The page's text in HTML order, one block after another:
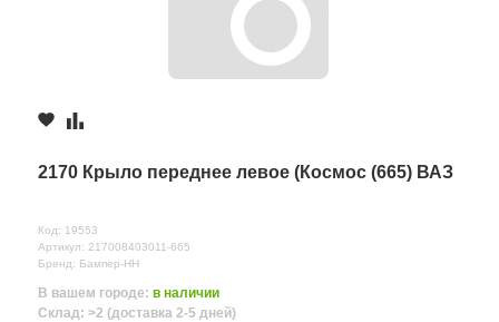
2170 Крыло переднее левое (Космос (665) ВАЗ
Код: 19553
Артикул: 217008403011-665
Бренд: Бампер-НН
В вашем городе: в наличии
Склад: >2 (доставка 2-5 дней)